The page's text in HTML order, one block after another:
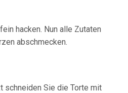
hacken. Nun alle Zutaten
abschmecken.
schneiden Sie die Torte mit